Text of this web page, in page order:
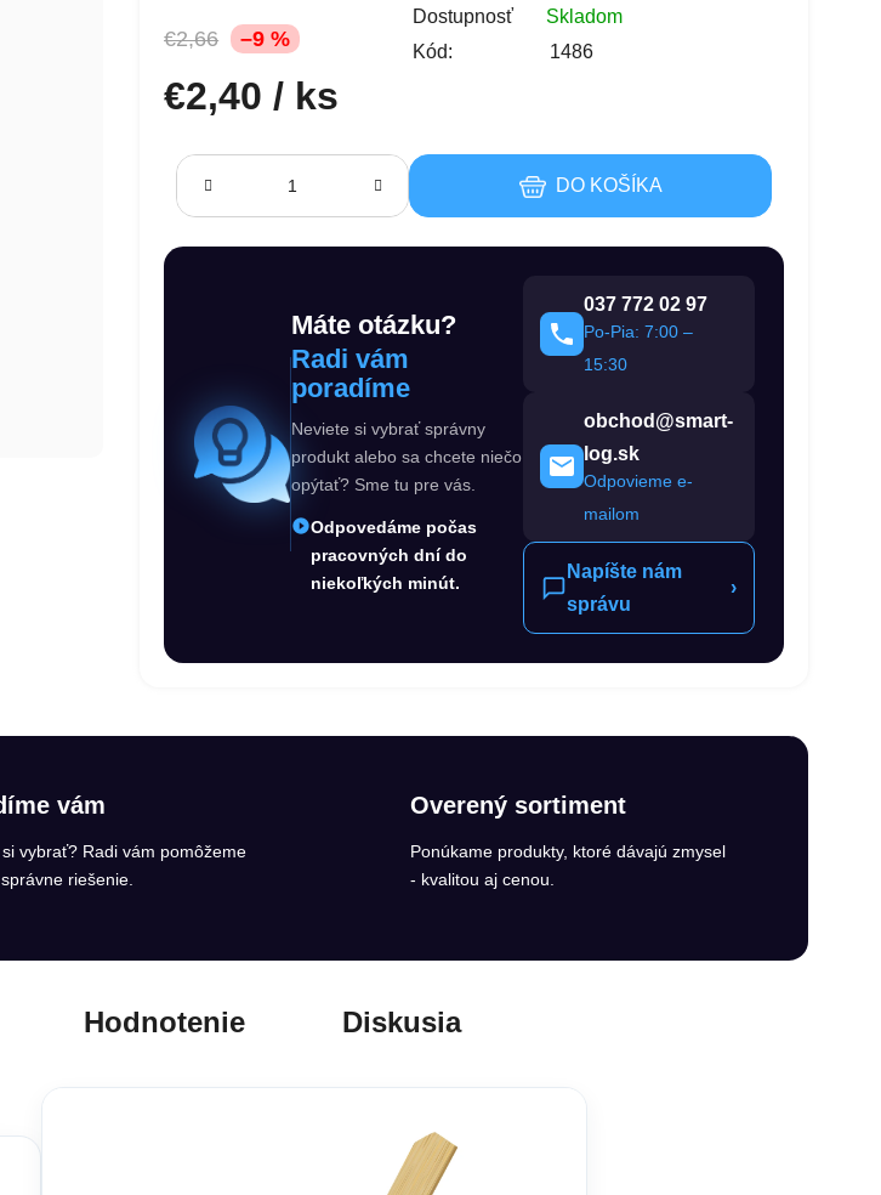
€2,66 –9 %
€2,40/ ks
Jednotková cena:
Dostupnosť
Skladom
Kód:
1486
DO KOŠÍKA
Máte otázku?
Radi vám
poradíme
Neviete si vybrať správny
produkt alebo sa chcete niečo
opýtať? Sme tu pre vás.
Odpovedáme počas
pracovných dní do
niekoľkých minút.
037 772 02 97
Po-Pia: 7:00 –
15:30
obchod@smart-
log.sk
Odpovieme e-
mailom
Napíšte nám
správu
›
vám
vybrať? Radi vám pomôžeme
riešenie.
Overený sortiment
Ponúkame produkty, ktoré dávajú zmysel
- kvalitou aj cenou.
Hodnotenie Diskusia